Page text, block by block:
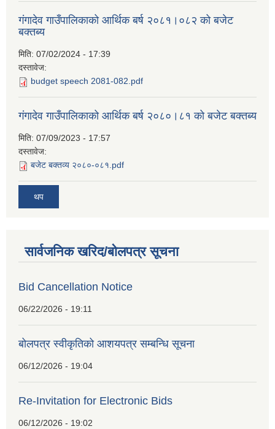
गंगादेव गाउँपालिकाको आर्थिक बर्ष २०८१।०८२ को बजेट
बक्तब्य
मिति: 07/02/2024 - 17:39
दस्तावेज:
budget speech 2081-082.pdf
गंगादेव गाउँपालिकाको आर्थिक बर्ष २०८०।८१ को बजेट बक्तब्य
मिति: 07/09/2023 - 17:57
दस्तावेज:
बजेट बक्तव्य २०८०-०८१.pdf
थप
सार्वजनिक खरिद/बोलपत्र सूचना
Bid Cancellation Notice
06/22/2026 - 19:11
बोलपत्र स्वीकृतिको आशयपत्र सम्बन्धि सूचना
06/12/2026 - 19:04
Re-Invitation for Electronic Bids
06/12/2026 - 19:02